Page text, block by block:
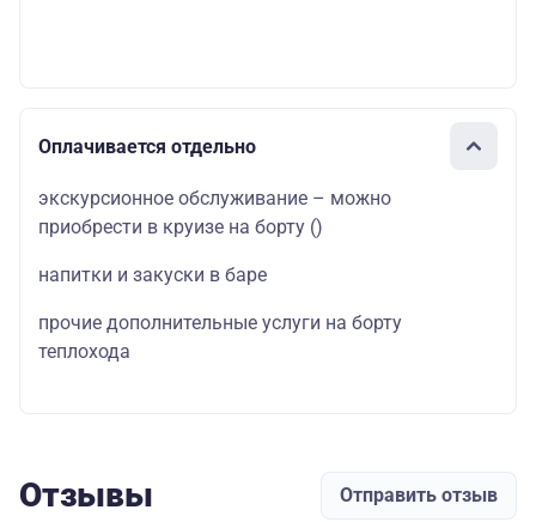
Оплачивается отдельно
экскурсионное обслуживание – можно
приобрести в круизе на борту ()
напитки и закуски в баре
прочие дополнительные услуги на борту
теплохода
Отзывы Отправить отзыв